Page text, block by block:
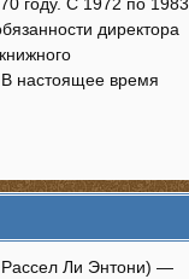
году. С 1972 по 1983
директора
В настоящее время
Ли Энтони) —